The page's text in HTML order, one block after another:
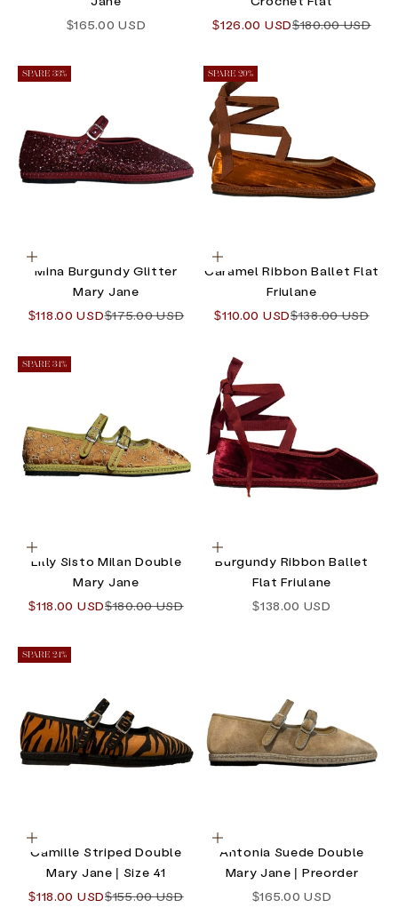
Angebot
$165.00 USD
Angebot
$126.00 USDRegulärer Preis
$180.00 USD
SPARE 33%
Optionen auswählen
Mina Burgundy Glitter
Mary Jane
Angebot
$118.00 USDRegulärer Preis
$175.00 USD
SPARE 20%
Optionen auswählen
Caramel Ribbon Ballet Flat
Friulane
Angebot
$110.00 USDRegulärer Preis
$138.00 USD
SPARE 34%
Optionen auswählen
Lilly Sisto Milan Double
Mary Jane
Angebot
$118.00 USDRegulärer Preis
$180.00 USD
Optionen auswählen
Burgundy Ribbon Ballet
Flat Friulane
Angebot
$138.00 USD
SPARE 24%
Optionen auswählen
Camille Striped Double
Mary Jane | Size 41
Angebot
$118.00 USDRegulärer Preis
$155.00 USD
Optionen auswählen
Antonia Suede Double
Mary Jane | Preorder
Angebot
$165.00 USD